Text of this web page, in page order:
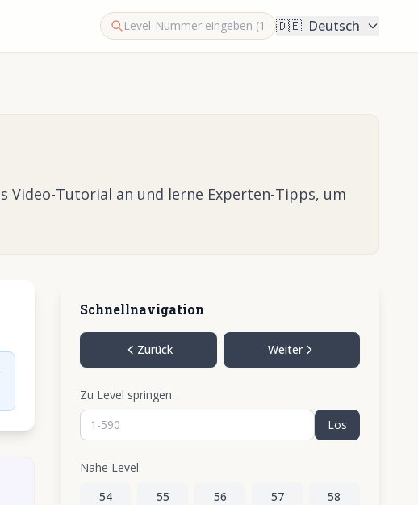
🇩🇪 Deutsch
Video-Tutorial an und lerne Experten-Tipps, um
Schnellnavigation
Zurück Weiter
Zu Level springen:
Los
Nahe Level:
54
55 56 57 58